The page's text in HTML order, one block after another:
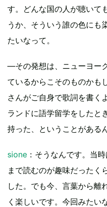
す。どんな国の人が聴いて
うか、そういう誰の色にも
たいなって。
―その発想は、ニューヨー
ているからこそのものかも
さんがご自身で歌詞を書く
ランドに語学留学をしたと
持った、ということがある
sione ：そうなんです。当
まで読むのが趣味だったく
した。でも今、言葉から
く楽しいです。今回みたい